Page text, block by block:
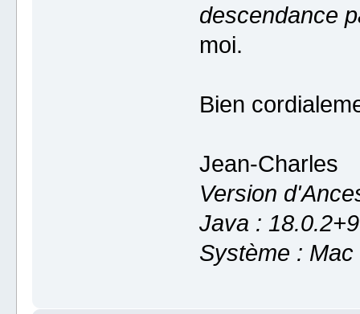
descendance
moi.
Bien
Jean-Charles
Version
Java :
Système :